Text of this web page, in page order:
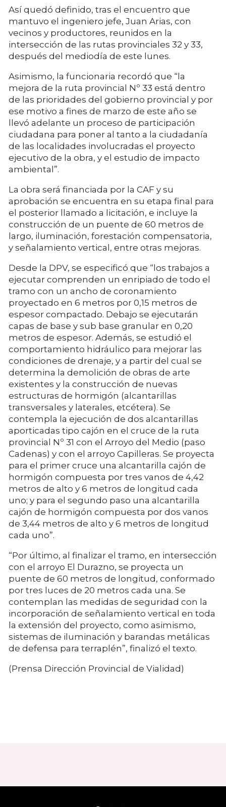
Así quedó definido, tras el encuentro que
mantuvo el ingeniero jefe, Juan Arias, con
vecinos y productores, reunidos en la
intersección de las rutas provinciales 32 y 33,
después del mediodía de este lunes.
Asimismo, la funcionaria recordó que “la
mejora de la ruta provincial Nº 33 está dentro
de las prioridades del gobierno provincial y por
ese motivo a fines de marzo de este año se
llevó adelante un proceso de participación
ciudadana para poner al tanto a la ciudadanía
de las localidades involucradas el proyecto
ejecutivo de la obra, y el estudio de impacto
ambiental”.
La obra será financiada por la CAF y su
aprobación se encuentra en su etapa final para
el posterior llamado a licitación, e incluye la
construcción de un puente de 60 metros de
largo, iluminación, forestación compensatoria,
y señalamiento vertical, entre otras mejoras.
Desde la DPV, se especificó que “los trabajos a
ejecutar comprenden un enripiado de todo el
tramo con un ancho de coronamiento
proyectado en 6 metros por 0,15 metros de
espesor compactado. Debajo se ejecutarán
capas de base y sub base granular en 0,20
metros de espesor. Además, se estudió el
comportamiento hidráulico para mejorar las
condiciones de drenaje, y a partir del cual se
determina la demolición de obras de arte
existentes y la construcción de nuevas
estructuras de hormigón (alcantarillas
transversales y laterales, etcétera). Se
contempla la ejecución de dos alcantarillas
aporticadas tipo cajón en el cruce de la ruta
provincial Nº 31 con el Arroyo del Medio (paso
Cadenas) y con el arroyo Capilleras. Se proyecta
para el primer cruce una alcantarilla cajón de
hormigón compuesta por tres vanos de 4,42
metros de alto y 6 metros de longitud cada
uno; y para el segundo paso una alcantarilla
cajón de hormigón compuesta por dos vanos
de 3,44 metros de alto y 6 metros de longitud
cada uno”.
“Por último, al finalizar el tramo, en intersección
con el arroyo El Durazno, se proyecta un
puente de 60 metros de longitud, conformado
por tres luces de 20 metros cada una. Se
contemplan las medidas de seguridad con la
incorporación de señalamiento vertical en toda
la extensión del proyecto, como asimismo,
sistemas de iluminación y barandas metálicas
de defensa para terraplén”, finalizó el texto.
(Prensa Dirección Provincial de Vialidad)